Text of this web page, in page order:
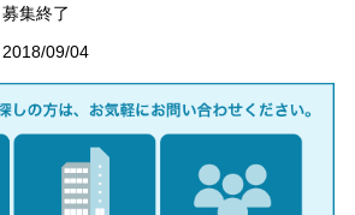
募集終了
2018/09/04